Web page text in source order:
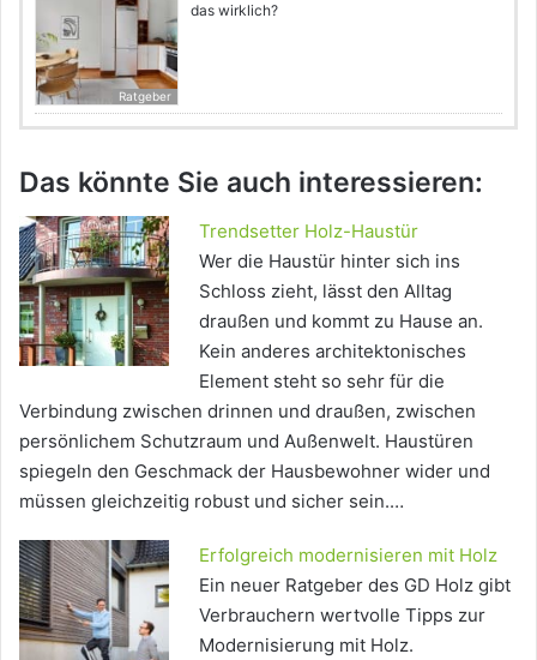
Ratgeber
das wirklich?
Das könnte Sie auch interessieren:
Trendsetter Holz-Haustür
Wer die Haustür hinter sich ins
Schloss zieht, lässt den Alltag
draußen und kommt zu Hause an.
Kein anderes architektonisches
Element steht so sehr für die
Verbindung zwischen drinnen und draußen, zwischen
persönlichem Schutzraum und Außenwelt. Haustüren
spiegeln den Geschmack der Hausbewohner wider und
müssen gleichzeitig robust und sicher sein.…
Erfolgreich modernisieren mit Holz
Ein neuer Ratgeber des GD Holz gibt
Verbrauchern wertvolle Tipps zur
Modernisierung mit Holz.